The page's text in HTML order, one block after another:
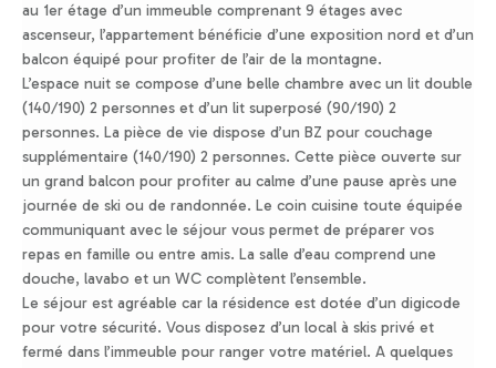
au 1er étage d’un immeuble comprenant 9 étages avec
ascenseur, l’appartement bénéficie d’une exposition nord et d’un
balcon équipé pour profiter de l’air de la montagne.
L’espace nuit se compose d’une belle chambre avec un lit double
(140/190) 2 personnes et d’un lit superposé (90/190) 2
personnes. La pièce de vie dispose d’un BZ pour couchage
supplémentaire (140/190) 2 personnes. Cette pièce ouverte sur
un grand balcon pour profiter au calme d’une pause après une
journée de ski ou de randonnée. Le coin cuisine toute équipée
communiquant avec le séjour vous permet de préparer vos
repas en famille ou entre amis. La salle d’eau comprend une
douche, lavabo et un WC complètent l’ensemble.
Le séjour est agréable car la résidence est dotée d’un digicode
pour votre sécurité. Vous disposez d’un local à skis privé et
fermé dans l’immeuble pour ranger votre matériel. A quelques